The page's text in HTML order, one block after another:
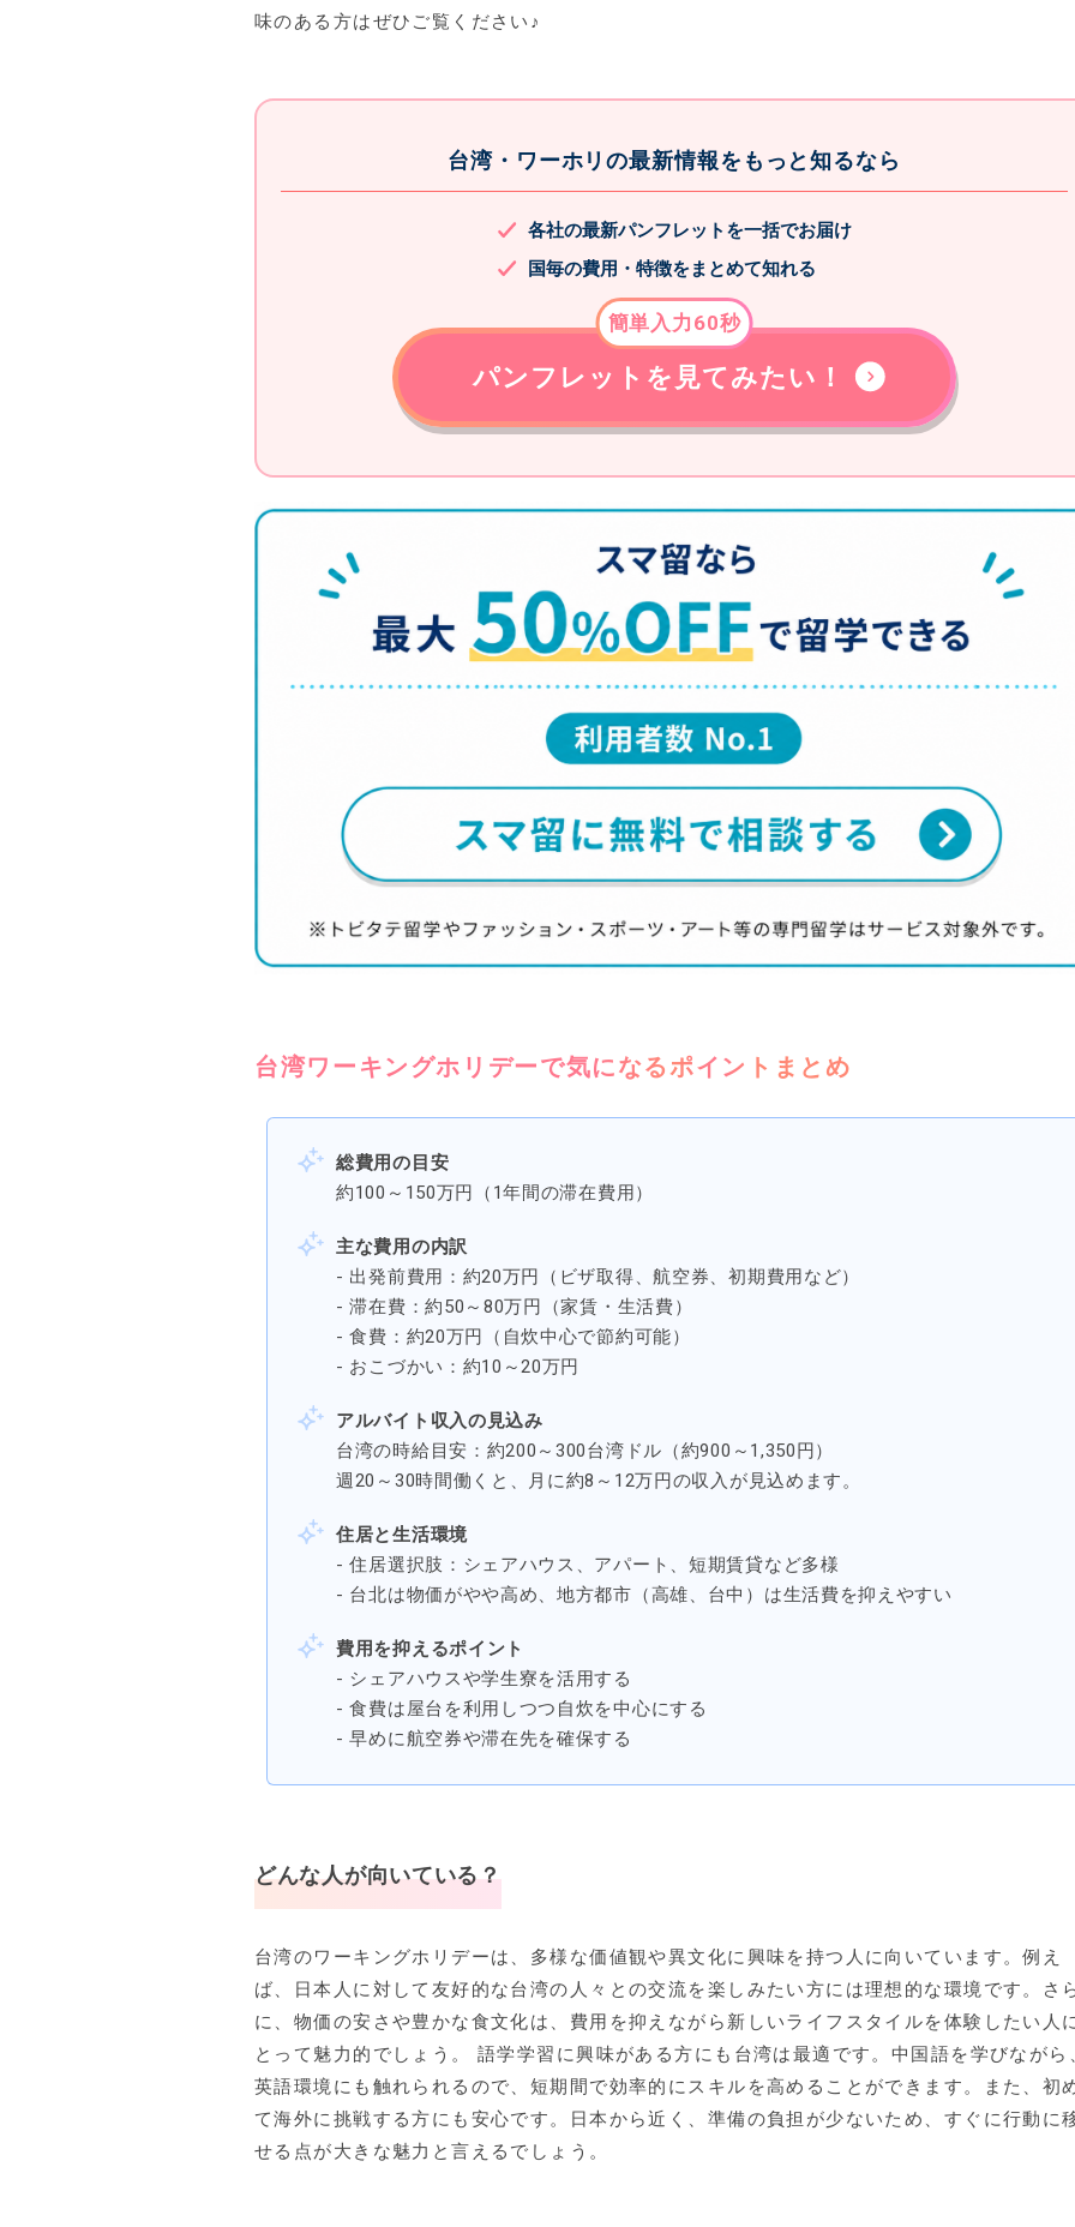
味のある方はぜひご覧ください♪
台湾・ワーホリの最新情報をもっと知るなら
各社の最新パンフレットを一括でお届け
国毎の費用・特徴をまとめて知れる
パンフレットを見てみたい！
簡単入力60秒
台湾ワーキングホリデーで気になるポイントまとめ
総費用の目安
約100～150万円（1年間の滞在費用）
主な費用の内訳
- 出発前費用：約20万円（ビザ取得、航空券、初期費用など）
- 滞在費：約50～80万円（家賃・生活費）
- 食費：約20万円（自炊中心で節約可能）
- おこづかい：約10～20万円
アルバイト収入の見込み
台湾の時給目安：約200～300台湾ドル（約900～1,350円）
週20～30時間働くと、月に約8～12万円の収入が見込めます。
住居と生活環境
- 住居選択肢：シェアハウス、アパート、短期賃貸など多様
- 台北は物価がやや高め、地方都市（高雄、台中）は生活費を抑えやすい
費用を抑えるポイント
- シェアハウスや学生寮を活用する
- 食費は屋台を利用しつつ自炊を中心にする
- 早めに航空券や滞在先を確保する
どんな人が向いている？
台湾のワーキングホリデーは、多様な価値観や異文化に興味を持つ人に向いています。例え
ば、日本人に対して友好的な台湾の人々との交流を楽しみたい方には理想的な環境です。さ
に、物価の安さや豊かな食文化は、費用を抑えながら新しいライフスタイルを体験したい人
とって魅力的でしょう。 語学学習に興味がある方にも台湾は最適です。中国語を学びながら
英語環境にも触れられるので、短期間で効率的にスキルを高めることができます。また、初
て海外に挑戦する方にも安心です。日本から近く、準備の負担が少ないため、すぐに行動に
せる点が大きな魅力と言えるでしょう。